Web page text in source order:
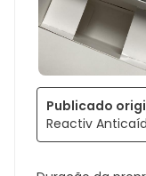
Publicado
Reactiv